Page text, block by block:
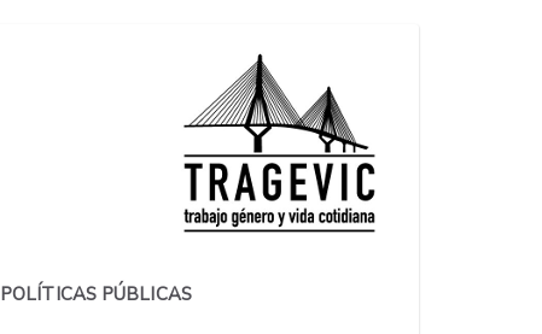
POLÍTICAS PÚBLICAS